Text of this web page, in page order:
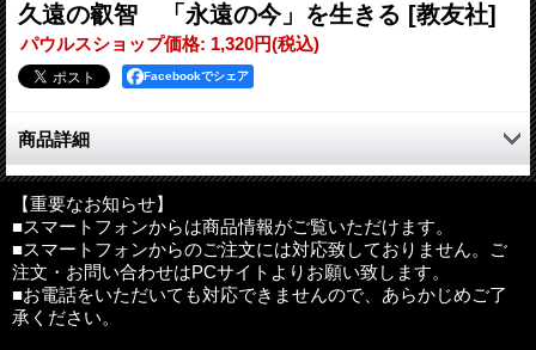
久遠の叡智 「永遠の今」を生きる [教友社]
パウルスショップ価格: 1,320円(税込)
Facebookでシェア
商品詳細
「神性の無」とは何か
東西世界の霊操の道を双修することによって根源的実在の力動性
である「神性の無」を体験した著者の深い思索、該博な知識と体
験がこの一冊に凝縮される。
【重要なお知らせ】
■スマートフォンからは商品情報がご覧いただけます。
■スマートフォンからのご注文には対応致しておりません。ご
注文・お問い合わせはPCサイトよりお願い致します。
■お電話をいただいても対応できませんので、あらかじめご了
承ください。